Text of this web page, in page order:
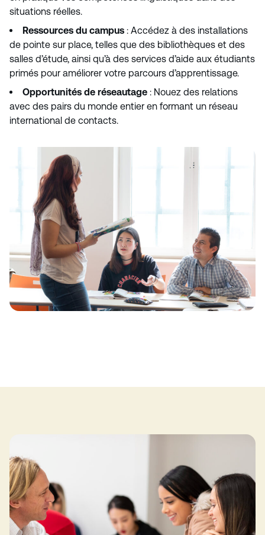
situations réelles.
Ressources du campus : Accédez à des installations
de pointe sur place, telles que des bibliothèques et des
salles d’étude, ainsi qu’à des services d’aide aux étudiants
primés pour améliorer votre parcours d’apprentissage.
Opportunités de réseautage : Nouez des relations
avec des pairs du monde entier en formant un réseau
international de contacts.